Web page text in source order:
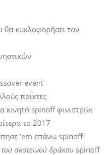
θα κυκλοφορήσει τον
event
παίκτες
κινητό spinoff φινιστρίνι
το 2017
'em επάνω spinoff
σκοτεινού δράκου spinoff